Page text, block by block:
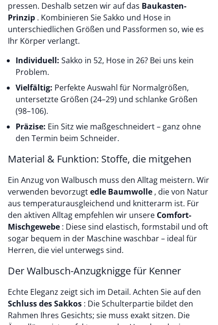
pressen. Deshalb setzen wir auf das Baukasten-
Prinzip . Kombinieren Sie Sakko und Hose in
unterschiedlichen Größen und Passformen so, wie es
Ihr Körper verlangt.
Individuell:
Problem.
Vielfältig:
untersetzte Größen (24–29) und schlanke Größen
(98–106).
Präzise:
den Termin beim Schneider.
Material & Funktion: Stoffe, die mitgehen
Ein Anzug von Walbusch muss den Alltag meistern. Wir
verwenden bevorzugtedle Baumwolle , die von Natur
aus temperaturausgleichend und knitterarm ist. Für
den aktiven Alltag empfehlen wir unsere Comfort-
Mischgewebe : Diese sind elastisch, formstabil und oft
sogar bequem in der Maschine waschbar – ideal für
Herren, die viel unterwegs sind.
Der Walbusch-Anzugknigge für Kenner
Echte Eleganz zeigt sich im Detail. Achten Sie auf den
Schluss des Sakkos : Die Schulterpartie bildet den
Rahmen Ihres Gesichts; sie muss exakt sitzen. Die